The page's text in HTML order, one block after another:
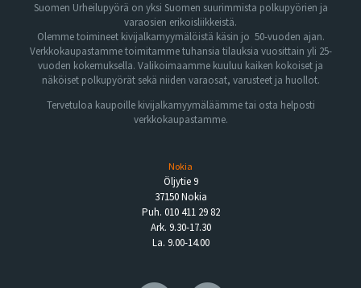
Suomen Urheilupyörä on yksi Suomen suurimmista polkupyörien ja
varaosien erikoisliikkeistä.
Olemme toimineet kivijalkamyymälöistä käsin jo 50-vuoden ajan.
Verkkokaupastamme toimitamme tuhansia tilauksia vuosittain yli 25-
vuoden kokemuksella. Valikoimaamme kuuluu kaiken kokoiset ja
näköiset polkupyörät sekä niiden varaosat, varusteet ja huollot.
Tervetuloa kaupoille kivijalkamyymäläämme tai osta helposti
verkkokaupastamme.
Nokia
Öljytie 9
37150 Nokia
Puh. 010 411 29 82
Ark. 9.30-17.30
La. 9.00-14.00